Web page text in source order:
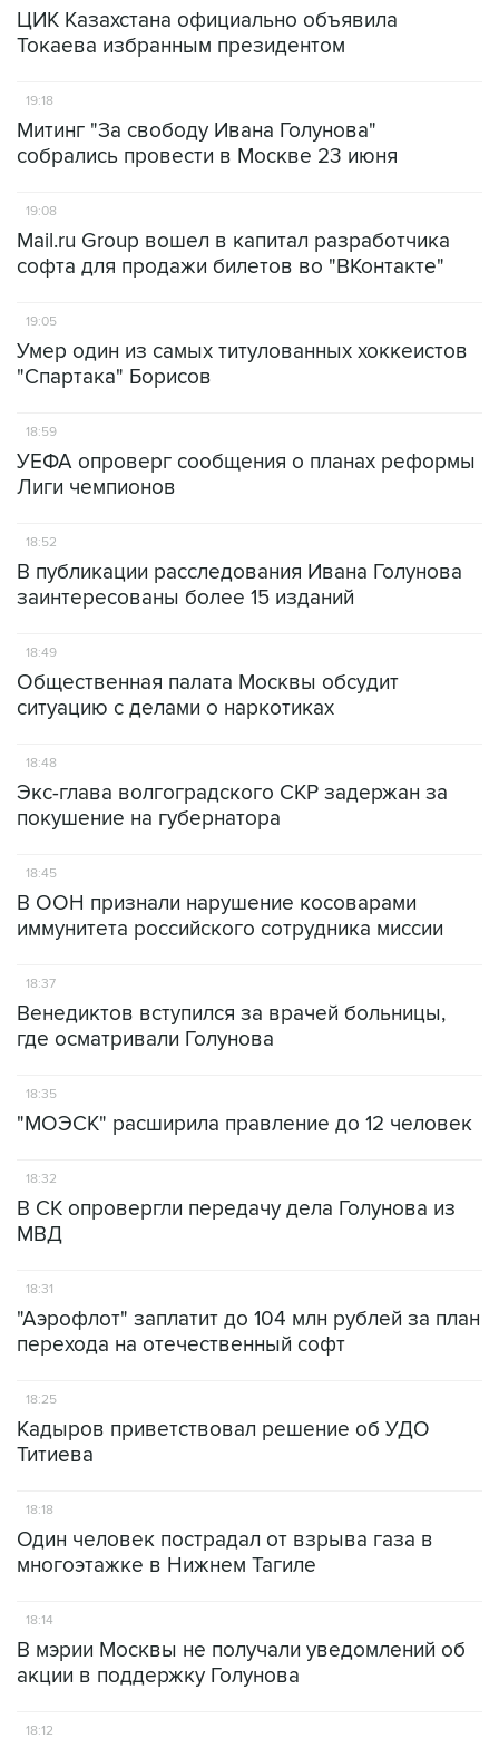
ЦИК Казахстана официально объявила
Токаева избранным президентом
19:18
Митинг "За свободу Ивана Голунова"
собрались провести в Москве 23 июня
19:08
Mail.ru Group вошел в капитал разработчика
софта для продажи билетов во "ВКонтакте"
19:05
Умер один из самых титулованных хоккеистов
"Спартака" Борисов
18:59
УЕФА опроверг сообщения о планах реформы
Лиги чемпионов
18:52
В публикации расследования Ивана Голунова
заинтересованы более 15 изданий
18:49
Общественная палата Москвы обсудит
ситуацию с делами о наркотиках
18:48
Экс-глава волгоградского СКР задержан за
покушение на губернатора
18:45
В ООН признали нарушение косоварами
иммунитета российского сотрудника миссии
18:37
Венедиктов вступился за врачей больницы,
где осматривали Голунова
18:35
"МОЭСК" расширила правление до 12 человек
18:32
В СК опровергли передачу дела Голунова из
МВД
18:31
"Аэрофлот" заплатит до 104 млн рублей за план
перехода на отечественный софт
18:25
Кадыров приветствовал решение об УДО
Титиева
18:18
Один человек пострадал от взрыва газа в
многоэтажке в Нижнем Тагиле
18:14
В мэрии Москвы не получали уведомлений об
акции в поддержку Голунова
18:12